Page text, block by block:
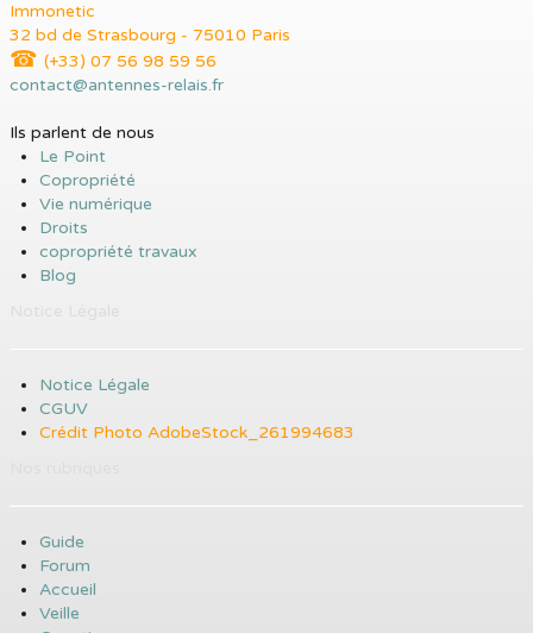
Immonetic
32 bd de Strasbourg - 75010 Paris
☎ (+33) 07 56 98 59 56
contact@antennes-relais.fr
Ils parlent de nous
Le Point
Copropriété
Vie numérique
Droits
copropriété travaux
Blog
Notice Légale
CGUV
Crédit Photo AdobeStock_261994683
Guide
Forum
Accueil
Veille